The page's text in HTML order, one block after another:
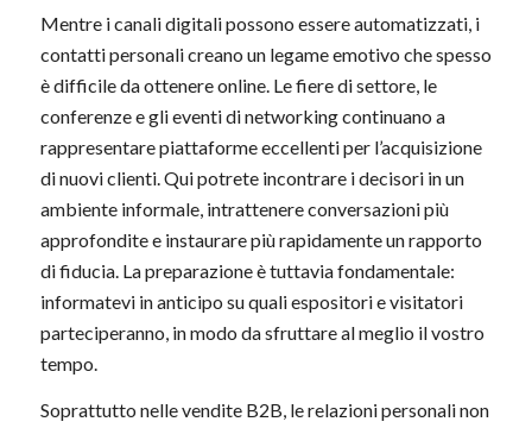
Mentre i canali digitali possono essere automatizzati, i
contatti personali creano un legame emotivo che spesso
è difficile da ottenere online. Le fiere di settore, le
conferenze e gli eventi di networking continuano a
rappresentare piattaforme eccellenti per l’acquisizione
di nuovi clienti. Qui potrete incontrare i decisori in un
ambiente informale, intrattenere conversazioni più
approfondite e instaurare più rapidamente un rapporto
di fiducia. La preparazione è tuttavia fondamentale:
informatevi in anticipo su quali espositori e visitatori
parteciperanno, in modo da sfruttare al meglio il vostro
tempo.
Soprattutto nelle vendite B2B, le relazioni personali non